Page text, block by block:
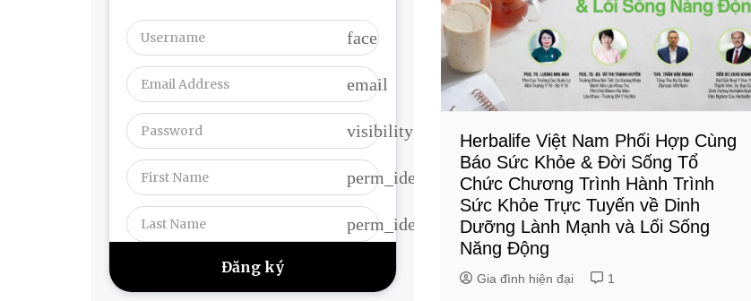
Herbalife Việt Nam Phối Hợp Cùng
Báo Sức Khỏe & Đời Sống Tổ
Chức Chương Trình Hành Trình
Sức Khỏe Trực Tuyến về Dinh
Dưỡng Lành Mạnh và Lối Sống
Năng Động
Gia đình hiện đại 1
face
email
visibility
perm_identity
perm_identity